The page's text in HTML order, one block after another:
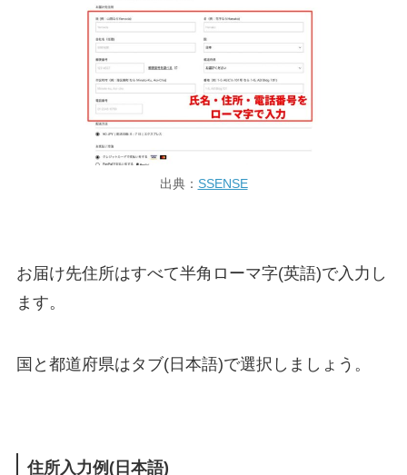
出典： SSENSE
お届け先住所はすべて半角ローマ字(英語)で入力し
ます。
国と都道府県はタブ(日本語)で選択しましょう。
住所入力例(日本語)